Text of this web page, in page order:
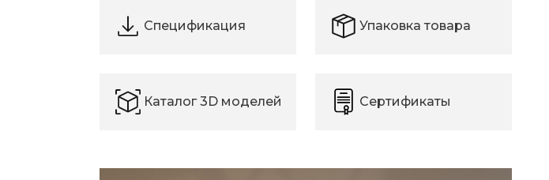
Спецификация Упаковка товара
Каталог 3D моделей Сертификаты